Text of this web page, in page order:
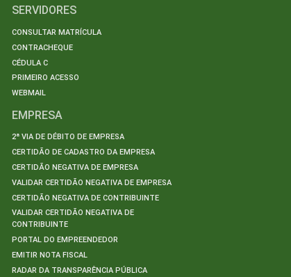
SERVIDORES
CONSULTAR MATRÍCULA
CONTRACHEQUE
CÉDULA C
PRIMEIRO ACESSO
WEBMAIL
EMPRESA
2ª VIA DE DÉBITO DE EMPRESA
CERTIDÃO DE CADASTRO DA EMPRESA
CERTIDÃO NEGATIVA DE EMPRESA
VALIDAR CERTIDÃO NEGATIVA DE EMPRESA
CERTIDÃO NEGATIVA DE CONTRIBUINTE
VALIDAR CERTIDÃO NEGATIVA DE
CONTRIBUINTE
PORTAL DO EMPREENDEDOR
EMITIR NOTA FISCAL
RADAR DA TRANSPARÊNCIA PÚBLICA